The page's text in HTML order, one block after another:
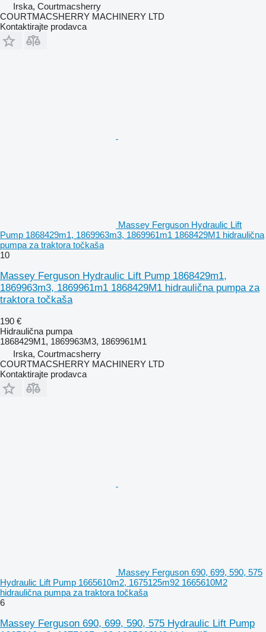
Irska, Courtmacsherry
COURTMACSHERRY MACHINERY LTD
Kontaktirajte prodavca
Massey Ferguson Hydraulic Lift
Pump 1868429m1, 1869963m3, 1869961m1 1868429M1 hidraulična
pumpa za traktora točkaša
10
Massey Ferguson Hydraulic Lift Pump 1868429m1,
1869963m3, 1869961m1 1868429M1 hidraulična pumpa za
traktora točkaša
190 €
Hidraulična pumpa
1868429M1, 1869963M3, 1869961M1
Irska, Courtmacsherry
COURTMACSHERRY MACHINERY LTD
Kontaktirajte prodavca
Massey Ferguson 690, 699, 590, 575
Hydraulic Lift Pump 1665610m2, 1675125m92 1665610M2
hidraulična pumpa za traktora točkaša
6
Massey Ferguson 690, 699, 590, 575 Hydraulic Lift Pump